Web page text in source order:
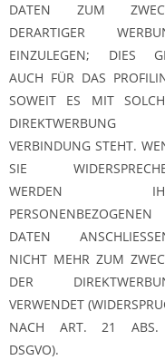
DATEN ZUM
DERARTIGER
EINZULEGEN; DIES
AUCH FÜR DAS
SOWEIT ES MIT
DIREKTWERBUNG
VERBINDUNG STEHT.
SIE
WERDEN
PERSONENBEZOGENEN
DATEN
NICHT MEHR ZUM
DER
VERWENDET
NACH ART. 21
DSGVO).